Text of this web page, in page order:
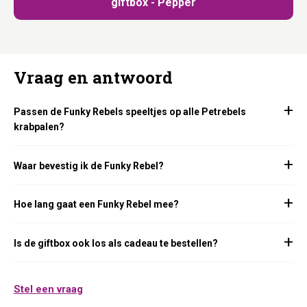
giftbox - Pepper
Vraag en antwoord
Passen de Funky Rebels speeltjes op alle Petrebels
krabpalen?
Waar bevestig ik de Funky Rebel?
Hoe lang gaat een Funky Rebel mee?
Is de giftbox ook los als cadeau te bestellen?
Stel een vraag